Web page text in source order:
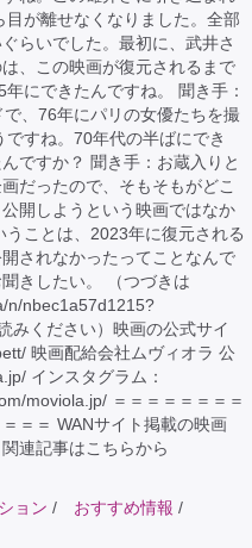
目が離せなくなりました。全部
らいでした。最初に、武井さ
、この映画が復元されるまで
にできたんですね。 聞き手：
、76年にパリの女優たちを撮
すね。70年代の半ばにでき
ですか？ 聞き手：お蔵入りと
だったので、そもそもがどこ
開しようという映画ではなか
うことは、2023年に復元される
されなかったってことなんで
きしたい。 （つづきは
n/nbec1a57d1215?
ください）映画の公式サイ
映画配給会社ムヴィオラ 公
インスタグラム：
moviola.jp/ ＝＝＝＝＝＝＝＝
＝＝ WANサイト掲載の映画
連記事はこちらから
ョン / おすすめ情報 /